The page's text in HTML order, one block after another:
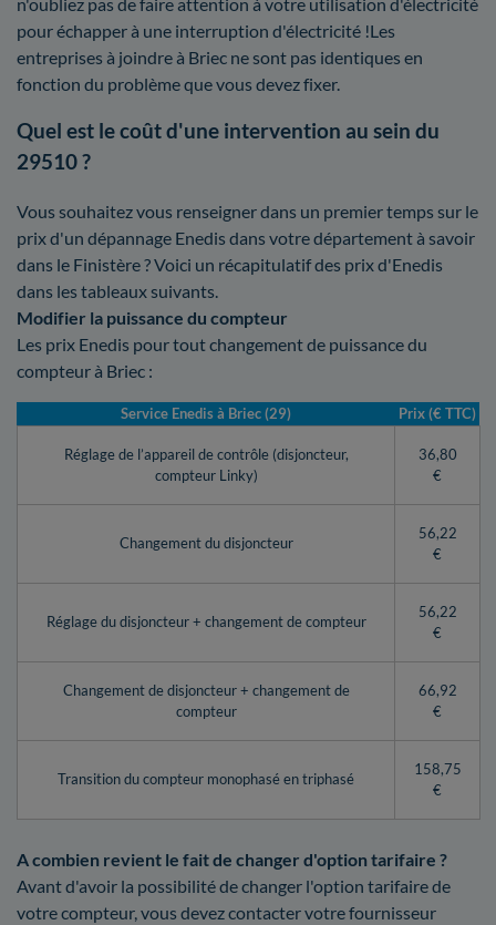
pour échapper à une interruption d'électricité !Les
entreprises à joindre à Briec ne sont pas identiques en
fonction du problème que vous devez fixer.
Quel est le coût d'une intervention au sein du
29510 ?
Vous souhaitez vous renseigner dans un premier temps sur le
prix d'un dépannage Enedis dans votre département à savoir
dans le Finistère ? Voici un récapitulatif des prix d'Enedis
dans les tableaux suivants.
Modifier la puissance du compteur
Les prix Enedis pour tout changement de puissance du
compteur à Briec :
Service Enedis à Briec (29) Prix (€ TTC)
Réglage de l’appareil de contrôle (disjoncteur,
compteur Linky)
36,80
€
Changement du disjoncteur
56,22
€
Réglage du disjoncteur + changement de compteur
56,22
€
Changement de disjoncteur + changement de
compteur
66,92
€
Transition du compteur monophasé en triphasé
158,75
€
A combien revient le fait de changer d'option tarifaire ?
Avant d'avoir la possibilité de changer l'option tarifaire de
votre compteur, vous devez contacter votre fournisseur